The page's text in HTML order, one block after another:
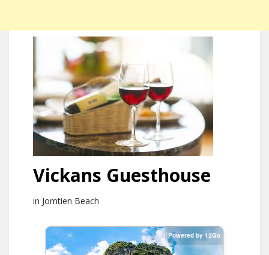
Vickans Guesthouse
in Jomtien Beach